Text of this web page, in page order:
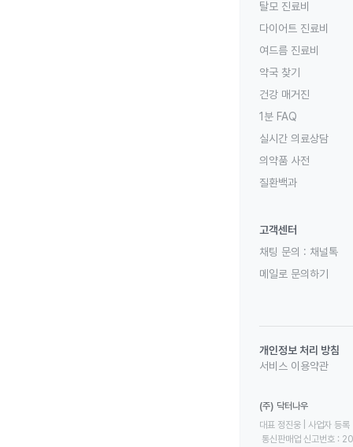
탈모 진료비
다이어트 진료비
여드름 진료비
약국 찾기
건강 매거진
1분 FAQ
실시간 의료상담
의약품 사전
질환백과
고객센터
채팅 문의 : 채널톡
메일로 문의하기
개인정보 처리 방침
서비스 이용약관
(주) 닥터나우
대표 정진웅 | 사업자
통신판매업 신고번호